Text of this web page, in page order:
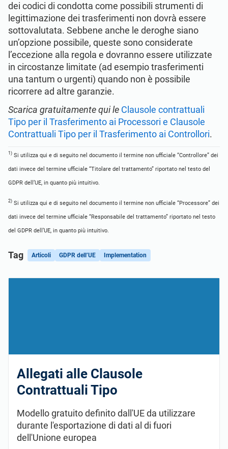
dei codici di condotta come possibili strumenti di
legittimazione dei trasferimenti non dovrà essere
sottovalutata. Sebbene anche le deroghe siano
un’opzione possibile, queste sono considerate
l’eccezione alla regola e dovranno essere utilizzate
in circostanze limitate (ad esempio trasferimenti
una tantum o urgenti) quando non è possibile
ricorrere ad altre garanzie.
Scarica gratuitamente qui le Clausole contrattuali
Tipo per il Trasferimento ai Processori e Clausole
Contrattuali Tipo per il Trasferimento ai Controllori.
1) Si utilizza qui e di seguito nel documento il termine non ufficiale “Controllore” dei
dati invece del termine ufficiale “Titolare del trattamento” riportato nel testo del
GDPR dell’UE, in quanto più intuitivo.
2) Si utilizza qui e di seguito nel documento il termine non ufficiale “Processore” dei
dati invece del termine ufficiale “Responsabile del trattamento” riportato nel testo
del GDPR dell’UE, in quanto più intuitivo.
Tag Articoli GDPR dell’UE Implementation
Allegati alle Clausole
Contrattuali Tipo
Modello gratuito definito dall'UE da utilizzare
durante l'esportazione di dati al di fuori
dell'Unione europea